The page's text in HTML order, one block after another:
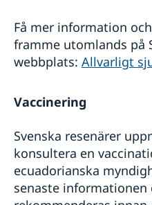
Få mer information
framme utomlands på
webbplats: Allvarligt
Vaccinering
Svenska resenärer
konsultera en
ecuadorianska
senaste informationen